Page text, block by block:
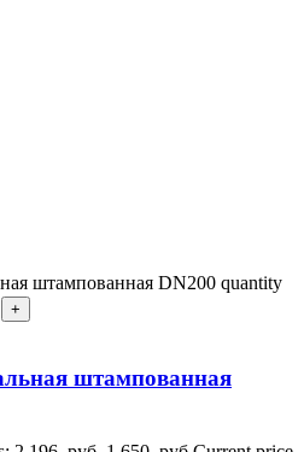
штампованная DN200 quantity
штампованная